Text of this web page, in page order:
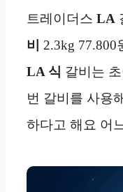
트레이더스 LA
비
2.3kg 77.800
LA 식 갈비는
번 갈비를 사용
하다고 해요 어